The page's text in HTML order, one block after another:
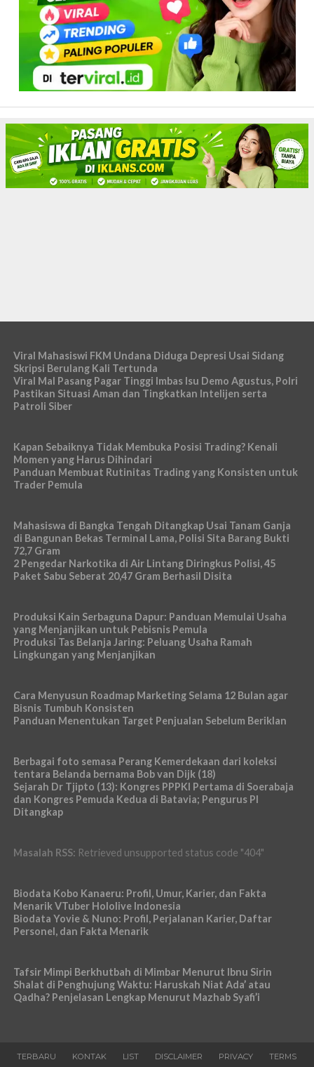
Viral Mahasiswi FKM Undana Diduga Depresi Usai Sidang
Skripsi Berulang Kali Tertunda
Viral Mal Pasang Pagar Tinggi Imbas Isu Demo Agustus, Polri
Pastikan Situasi Aman dan Tingkatkan Intelijen serta
Patroli Siber
Kapan Sebaiknya Tidak Membuka Posisi Trading? Kenali
Momen yang Harus Dihindari
Panduan Membuat Rutinitas Trading yang Konsisten untuk
Trader Pemula
Mahasiswa di Bangka Tengah Ditangkap Usai Tanam Ganja
di Bangunan Bekas Terminal Lama, Polisi Sita Barang Bukti
72,7 Gram
2 Pengedar Narkotika di Air Lintang Diringkus Polisi, 45
Paket Sabu Seberat 20,47 Gram Berhasil Disita
Produksi Kain Serbaguna Dapur: Panduan Memulai Usaha
yang Menjanjikan untuk Pebisnis Pemula
Produksi Tas Belanja Jaring: Peluang Usaha Ramah
Lingkungan yang Menjanjikan
Cara Menyusun Roadmap Marketing Selama 12 Bulan agar
Bisnis Tumbuh Konsisten
Panduan Menentukan Target Penjualan Sebelum Beriklan
Berbagai foto semasa Perang Kemerdekaan dari koleksi
tentara Belanda bernama Bob van Dijk (18)
Sejarah Dr Tjipto (13): Kongres PPPKI Pertama di Soerabaja
dan Kongres Pemuda Kedua di Batavia; Pengurus PI
Ditangkap
Masalah RSS: Retrieved unsupported status code "404"
Biodata Kobo Kanaeru: Profil, Umur, Karier, dan Fakta
Menarik VTuber Hololive Indonesia
Biodata Yovie & Nuno: Profil, Perjalanan Karier, Daftar
Personel, dan Fakta Menarik
Tafsir Mimpi Berkhutbah di Mimbar Menurut Ibnu Sirin
Shalat di Penghujung Waktu: Haruskah Niat Ada’ atau
Qadha? Penjelasan Lengkap Menurut Mazhab Syafi’i
TERBARU KONTAK LIST DISCLAIMER PRIVACY TERMS